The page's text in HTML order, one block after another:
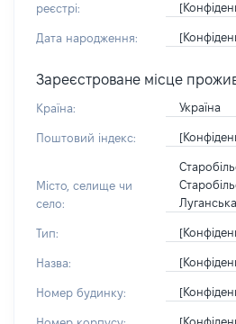
реєстрі:
Дата народження:
Зареєстроване місце
Країна: Україна
Поштовий індекс:
Місто, селище чи
село:
Тип:
Назва:
Номер будинку: